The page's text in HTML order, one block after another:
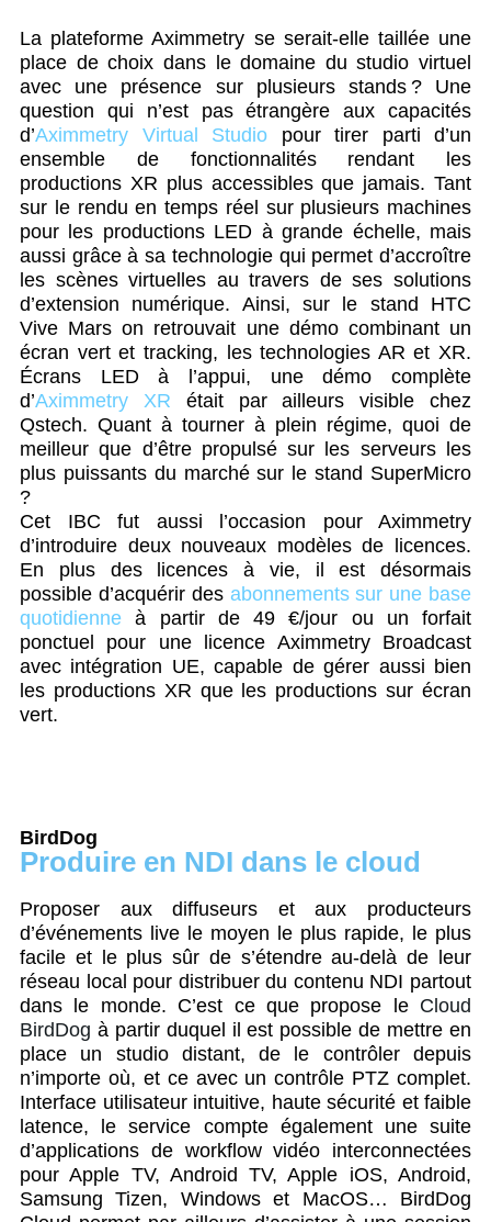
La plateforme Aximmetry se serait-elle taillée une
place de choix dans le domaine du studio virtuel
avec une présence sur plusieurs stands ? Une
question qui n’est pas étrangère aux capacités
d’Aximmetry Virtual Studio pour tirer parti d’un
ensemble de fonctionnalités rendant les
productions XR plus accessibles que jamais. Tant
sur le rendu en temps réel sur plusieurs machines
pour les productions LED à grande échelle, mais
aussi grâce à sa technologie qui permet d’accroître
les scènes virtuelles au travers de ses solutions
d’extension numérique. Ainsi, sur le stand HTC
Vive Mars on retrouvait une démo combinant un
écran vert et tracking, les technologies AR et XR.
Écrans LED à l’appui, une démo complète
d’Aximmetry XR était par ailleurs visible chez
Qstech. Quant à tourner à plein régime, quoi de
meilleur que d’être propulsé sur les serveurs les
plus puissants du marché sur le stand SuperMicro
?
Cet IBC fut aussi l’occasion pour Aximmetry
d’introduire deux nouveaux modèles de licences.
En plus des licences à vie, il est désormais
possible d’acquérir des abonnements sur une base
quotidienne à partir de 49 €/jour ou un forfait
ponctuel pour une licence Aximmetry Broadcast
avec intégration UE, capable de gérer aussi bien
les productions XR que les productions sur écran
vert.
BirdDog
Produire en NDI dans le cloud
Proposer aux diffuseurs et aux producteurs
d’événements live le moyen le plus rapide, le plus
facile et le plus sûr de s’étendre au-delà de leur
réseau local pour distribuer du contenu NDI partout
dans le monde. C’est ce que propose le Cloud
BirdDog à partir duquel il est possible de mettre en
place un studio distant, de le contrôler depuis
n’importe où, et ce avec un contrôle PTZ complet.
Interface utilisateur intuitive, haute sécurité et faible
latence, le service compte également une suite
d’applications de workflow vidéo interconnectées
pour Apple TV, Android TV, Apple iOS, Android,
Samsung Tizen, Windows et MacOS… BirdDog